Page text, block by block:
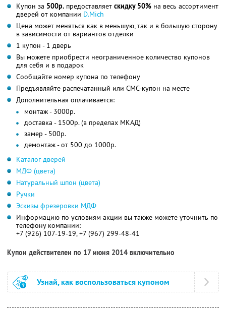
Купон за 500р. предоставляет скидку 50% на весь ассортимент
дверей от компании D.Mich
Цена может меняться как в меньшую, так и в большую сторону
в зависимости от вариантов отделки
1 купон - 1 дверь
Вы можете приобрести неограниченное количество купонов
для себя и в подарок
Сообщайте номер купона по телефону
Предъявляйте распечатанный или СМС-купон на месте
Дополнительная оплачивается:
монтаж - 3000р.
доставка - 1500р. (в пределах МКАД)
замер - 500р.
демонтаж - от 500 до 1000р.
Каталог дверей
МДФ (цвета)
Натуральный шпон (цвета)
Ручки
Эскизы фрезеровки МДФ
Информацию по условиям акции вы также можете уточнить по
телефону компании:
+7 (926) 107-19-19, +7 (967) 299-48-41
Купон действителен по 17 июня 2014 включительно
Узнай, как воспользоваться купоном